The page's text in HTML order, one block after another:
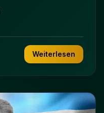
Weiterlesen